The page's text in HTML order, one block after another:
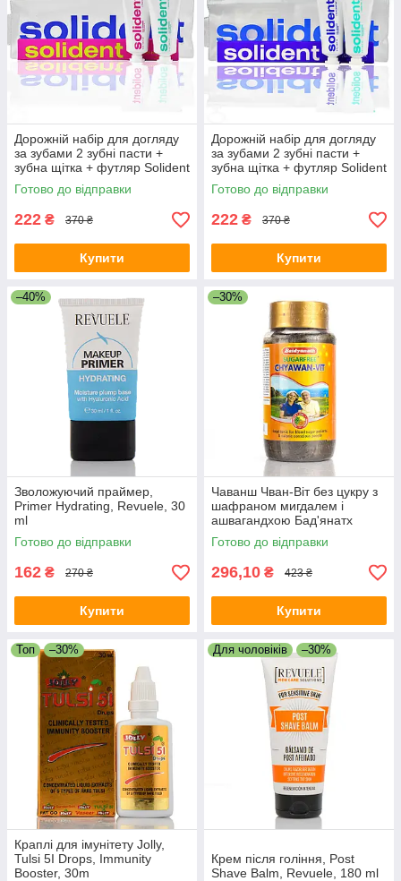
Дорожній набір для догляду
за зубами 2 зубні пасти +
зубна щітка + футляр Solident
Travel Set - персик
Готово до відправки
222 ₴ 370 ₴
Купити
Дорожній набір для догляду
за зубами 2 зубні пасти +
зубна щітка + футляр Solident
Travel Set - чорниця
Готово до відправки
222 ₴ 370 ₴
Купити
–40%
Зволожуючий праймер,
Primer Hydrating, Revuele, 30
ml
Готово до відправки
162 ₴ 270 ₴
Купити
–30%
Чаванш Чван-Віт без цукру з
шафраном мигдалем і
ашвагандхою Бад'янатх
Baidyanath CHYAWAN-VIT
Sugar Free
Готово до відправки
296,10 ₴ 423 ₴
Купити
Топ –30%
Краплі для імунітету Jolly,
Tulsi 5I Drops, Immunity
Booster, 30m
Для чоловіків –30%
Крем після гоління, Post
Shave Balm, Revuele, 180 ml